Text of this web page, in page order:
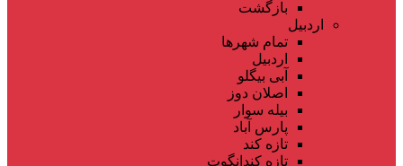
بازگشت
اردبیل
تمام شهر‌ها
اردبیل
آبی بیگلو
اصلان دوز
بیله سوار
پارس آباد
تازه کند
تازه کندانگوت